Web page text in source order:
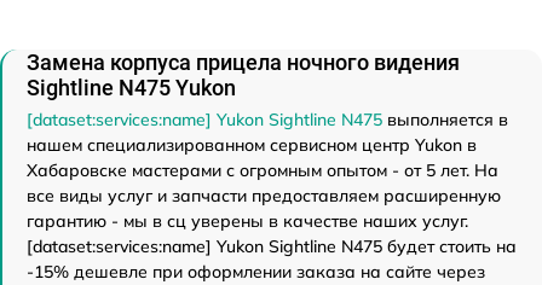
Замена корпуса прицела ночного видения
Sightline N475 Yukon
[dataset:services:name] Yukon Sightline N475 выполняется в
нашем специализированном сервисном центр Yukon в
Хабаровске мастерами с огромным опытом - от 5 лет. На
все виды услуг и запчасти предоставляем расширенную
гарантию - мы в сц уверены в качестве наших услуг.
[dataset:services:name] Yukon Sightline N475 будет стоить на
-15% дешевле при оформлении заказа на сайте через